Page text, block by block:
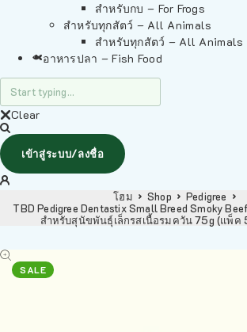
สำหรับกบ – For Frogs
สำหรับทุกสัตว์ – All Animals
สำหรับทุกสัตว์ – All Animals
อาหารปลา – Fish Food
Clear
เข้าสู่ระบบ/ลงชื่อ
โฮม Shop
Pedigree
TBD Pedigree Dentastix Small Breed Smoky
สำหรับสุนัขพันธุ์เล็กรสเนื้อรมควัน 75g (แพ็
SALE